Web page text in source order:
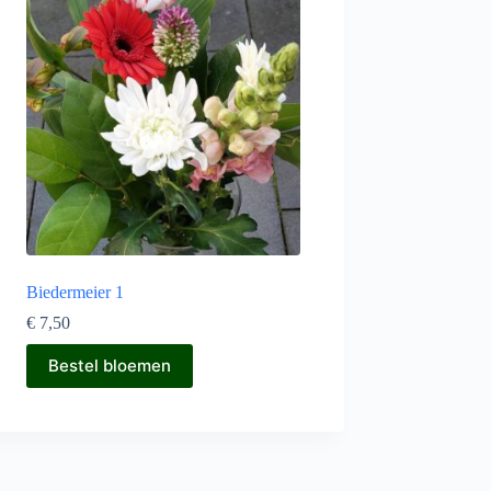
Biedermeier 1
€7,50
Bestel bloemen